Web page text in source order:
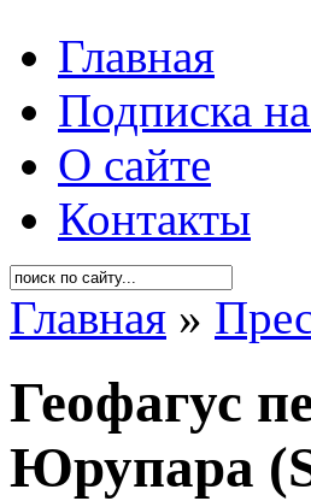
Главная
Подписка
О сайте
Контакты
Главная »
Геофагус
Юрупара